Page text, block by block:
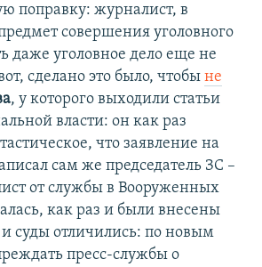
поправку: журналист, в
совершения уголовного
даже уголовное дело еще не
сделано это было, чтобыне
, у которого выходили статьи
власти: он как раз
что заявление на
сам же председатель ЗС –
от службы в Вооруженных
как раз и были внесены
суды отличились: по новым
пресс-службы о